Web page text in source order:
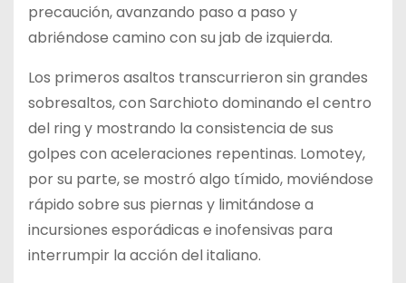
precaución, avanzando paso a paso y
abriéndose camino con su jab de izquierda.
Los primeros asaltos transcurrieron sin grandes
sobresaltos, con Sarchioto dominando el centro
del ring y mostrando la consistencia de sus
golpes con aceleraciones repentinas. Lomotey,
por su parte, se mostró algo tímido, moviéndose
rápido sobre sus piernas y limitándose a
incursiones esporádicas e inofensivas para
interrumpir la acción del italiano.